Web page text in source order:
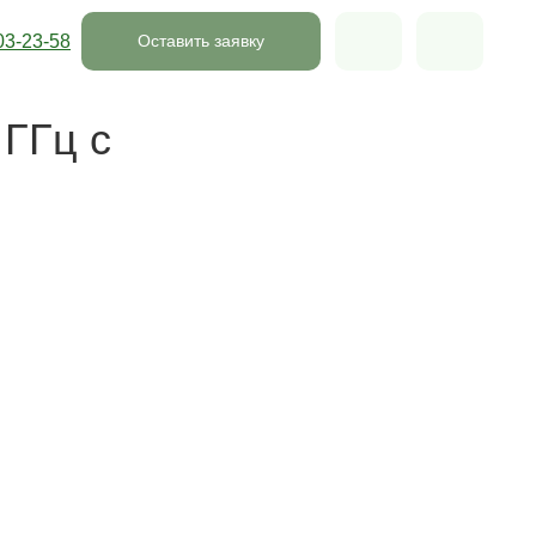
23-58 Оставить заявку
с